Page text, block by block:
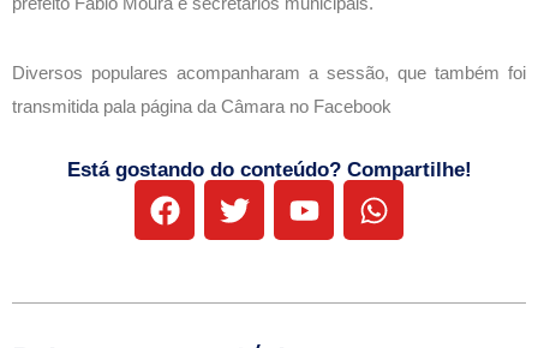
Diversos populares acompanharam a sessão, que também foi
transmitida pala página da Câmara no Facebook
Está gostando do conteúdo? Compartilhe!